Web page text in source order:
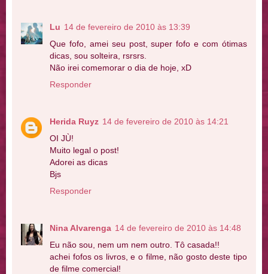
Lu 14 de fevereiro de 2010 às 13:39
Que fofo, amei seu post, super fofo e com ótimas
dicas, sou solteira, rsrsrs.
Não irei comemorar o dia de hoje, xD
Responder
Herida Ruyz 14 de fevereiro de 2010 às 14:21
OI JÙ!
Muito legal o post!
Adorei as dicas
Bjs
Responder
Nina Alvarenga 14 de fevereiro de 2010 às 14:48
Eu não sou, nem um nem outro. Tô casada!!
achei fofos os livros, e o filme, não gosto deste tipo
de filme comercial!